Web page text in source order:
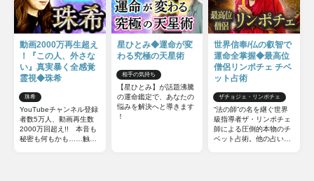
動画2000万再生超え
！『この人、外さな
い』真実暴く全感覚
霊視◆珠希
珠希
YouTubeチャンネル登録
者数5万人、動画再生数
2000万回超え!! 本音も
秘密も何もかも……触れ
星ひとみ◆運命が変
わる究極の天星術
相手の気持ち
【星ひとみ】が話題沸騰
の運命鑑定で、あなたの
悩みを解決へと導きます
！
世界信奉/仏の叡智で
運命全掌握◆最高位
僧侶リンポチェ チベ
ット占術
ザチョジェ・リンポチェ
“法の師”の名を継ぐ世界
級指導者ザ・リンポチェ
師による圧倒的本物のチ
ベット占術。他の占いと